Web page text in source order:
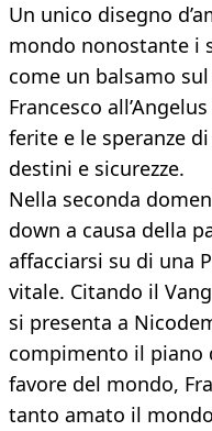
Un unico disegno
mondo nonostante i
come un balsamo
Francesco
ferite e le speranze
destini e sicurezze.
Nella seconda
down a causa della
affacciarsi su di una
vitale. Citando il
si presenta a
compimento il piano
favore del mondo,
tanto amato il